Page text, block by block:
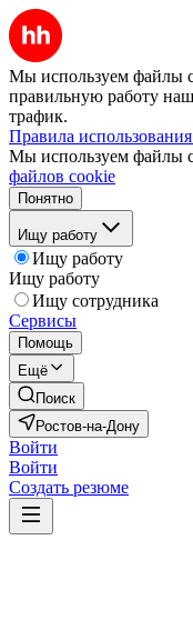
Мы используем файлы
правильную работу
трафик.
Правила
Мы используем файлы
файлов cookie
Понятно
Ищу работу
Ищу работу
Ищу работу
Ищу сотрудника
Сервисы
Помощь
Ещё
Поиск
Ростов-на-Дону
Войти
Войти
Создать резюме